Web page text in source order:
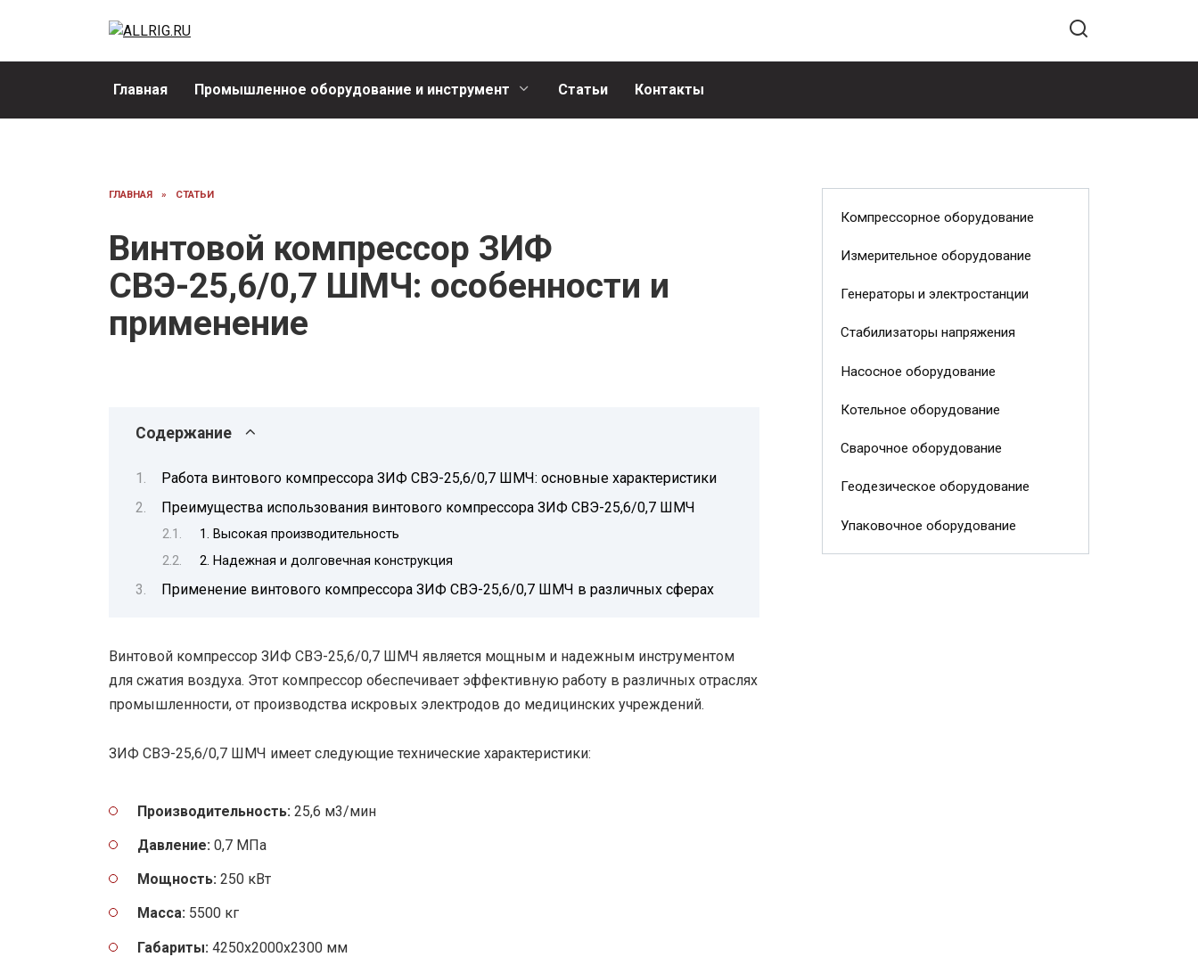
Главная Промышленное оборудование и инструмент Статьи Контакты
ГЛАВНАЯ » СТАТЬИ
Винтовой компрессор ЗИФ
СВЭ-25,6/0,7 ШМЧ: особенности и
применение
Содержание
Работа винтового компрессора ЗИФ СВЭ-25,6/0,7 ШМЧ: основные характеристики
Преимущества использования винтового компрессора ЗИФ СВЭ-25,6/0,7 ШМЧ
1. Высокая производительность
2. Надежная и долговечная конструкция
Применение винтового компрессора ЗИФ СВЭ-25,6/0,7 ШМЧ в различных сферах
Винтовой компрессор ЗИФ СВЭ-25,6/0,7 ШМЧ является мощным и надежным инструментом
для сжатия воздуха. Этот компрессор обеспечивает эффективную работу в различных отраслях
промышленности, от производства искровых электродов до медицинских учреждений.
ЗИФ СВЭ-25,6/0,7 ШМЧ имеет следующие технические характеристики:
Производительность: 25,6 м3/мин
Давление: 0,7 МПа
Мощность: 250 кВт
Масса: 5500 кг
Габариты: 4250x2000x2300 мм
Компрессорное оборудование
Измерительное оборудование
Генераторы и электростанции
Стабилизаторы напряжения
Насосное оборудование
Котельное оборудование
Сварочное оборудование
Геодезическое оборудование
Упаковочное оборудование